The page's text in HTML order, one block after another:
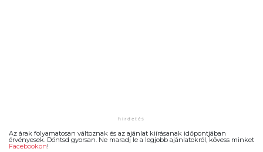
Az árak folyamatosan változnak és az ajánlat kiírásanak időpontjában
érvényesek. Döntsd gyorsan. Ne maradj le a legjobb ajánlatokról, kövess minket
Facebookon!